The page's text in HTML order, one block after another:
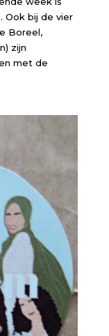
Ook bij de vier
Boreel,
zijn
met de